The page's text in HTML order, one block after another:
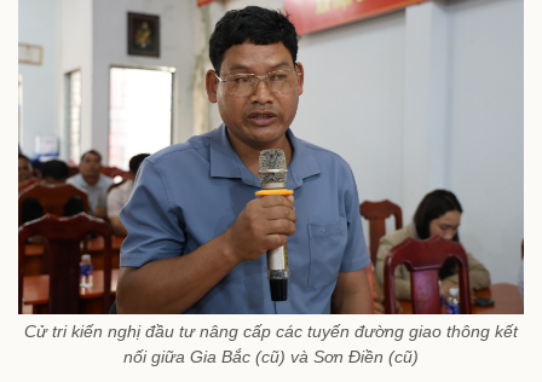
Cử tri kiến nghị đầu tư nâng cấp các tuyến đường giao thông kết
nối giữa Gia Bắc (cũ) và Sơn Điền (cũ)